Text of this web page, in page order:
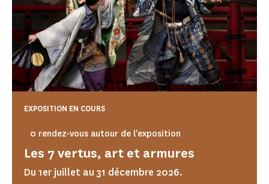
Les 7 vertus, art et armures
0 rendez-vous autour de l'exposition
Du 1er juillet au 31 décembre 2026.
EXPOSITION EN COURS